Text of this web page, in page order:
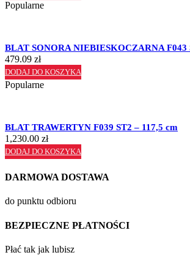
Popularne
BLAT SONORA NIEBIESKOCZARNA F043
479.09 zł
DODAJ DO KOSZYKA
Popularne
BLAT TRAWERTYN F039 ST2 – 117,5 cm
1,230.00 zł
DODAJ DO KOSZYKA
DARMOWA DOSTAWA
do punktu odbioru
BEZPIECZNE PŁATNOŚCI
Płać tak jak lubisz